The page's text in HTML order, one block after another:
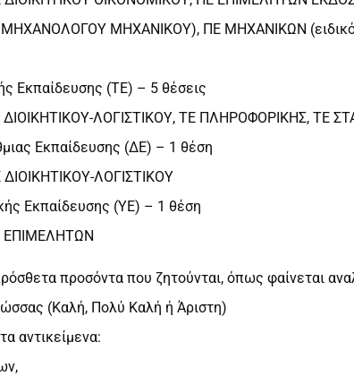
ΜΗΧΑΝΟΛΟΓΟΥ ΜΗΧΑΝΙΚΟΥ), ΠΕ ΜΗΧΑΝΙΚΩΝ
Εκπαίδευσης (ΤΕ) – 5 θέσεις
ΛΟΓΙΣΤΙΚΟΥ, ΤΕ ΠΛΗΡΟΦΟΡΙΚΗΣ, ΤΕ
Εκπαίδευσης (ΔΕ) – 1 θέση
ΛΟΓΙΣΤΙΚΟΥ
Εκπαίδευσης (ΥΕ) – 1 θέση
ΕΠΙΜΕΛΗΤΩΝ
προσόντα που ζητούνται, όπως φαίνεται
(Καλή, Πολύ Καλή ή Άριστη)
αντικείμενα: